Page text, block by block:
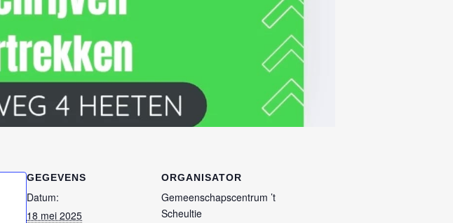
GEGEVENS
Datum:
18 mei 2025
ORGANISATOR
Gemeenschapscentrum ’t
Scheultie